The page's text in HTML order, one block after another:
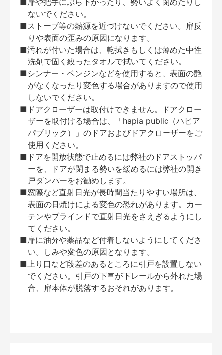
■扉や把手にぶら下がったり、勢いよく閉めたりし
ないでください。
■ストーブ等の熱源を近づけないでください。扉反
りや表面の歪みの原因になります。
■汚れが付いた場合は、乾拭きもしくは薄めた中性
洗剤で固く絞ったタオルで拭いてください。
■シンナー・ベンジンなどを使用すると、表面の艶
がなくなったり変色する場合がありますので使用
しないでください。
■ドアクローザーは取付けできません。ドアクロー
ザーを取付ける場合は、「hapia public（ハピア
パブリック）」のドアおよびドアクローザーをご
使用ください。
■ドアを開放状態で止めるには弊社のドアストッパ
ーを、ドアが閉まる勢いを緩めるには弊社の開き
戸ダンパーをお勧めします。
■窓際など直射日光が長時間当たりやすい場所は、
表面の日焼けによる変色の恐れがあります。カー
テンやブラインドで直射日光をさえぎるようにし
てください。
■扉に油分や薬品など付着しないようにしてくださ
い。しみや変色の原因となります。
■上り口など段差のあるところに引戸を設置しない
でください。引戸の下車が下レールから外れた場
合、扉本体が脱落するおそれがあります。